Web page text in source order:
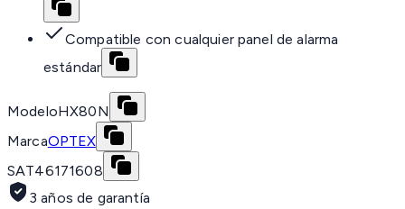
Compatible con cualquier panel de alarma
estándar
ModeloHX80N
MarcaOPTEX
SAT46171608
3 años de garantía